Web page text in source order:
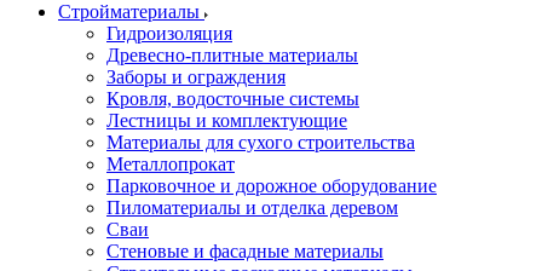
Стройматериалы
Гидроизоляция
Древесно-плитные материалы
Заборы и ограждения
Кровля, водосточные системы
Лестницы и комплектующие
Материалы для сухого строительства
Металлопрокат
Парковочное и дорожное оборудование
Пиломатериалы и отделка деревом
Сваи
Стеновые и фасадные материалы